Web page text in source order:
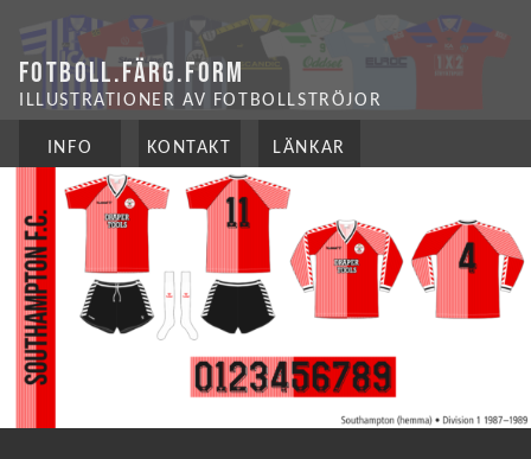
FOTBOLL.FÄRG.FORM
ILLUSTRATIONER AV FOTBOLLSTRÖJOR
INFO KONTAKT LÄNKAR